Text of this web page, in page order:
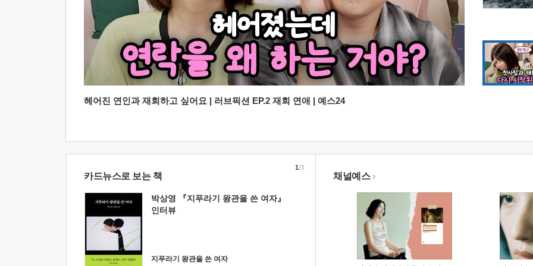
헤어진 연인과 재회하고 싶어요 | 러브픽션 EP.2 재회 연애 | 예스24
카드뉴스로 보는 책
박상영 『지푸라기 왕관을 쓴 여자』
인터뷰
지푸라기 왕관을 쓴 여자
1/3
채널예스